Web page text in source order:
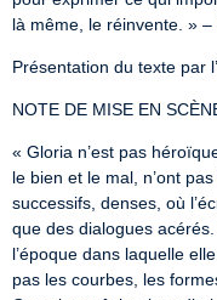
là même, le réinvente. »
Présentation du texte par
NOTE DE MISE EN
« Gloria n’est pas
le bien et le mal, n’ont
successifs, denses, où
que des dialogues
l’époque dans laquelle
pas les courbes, les